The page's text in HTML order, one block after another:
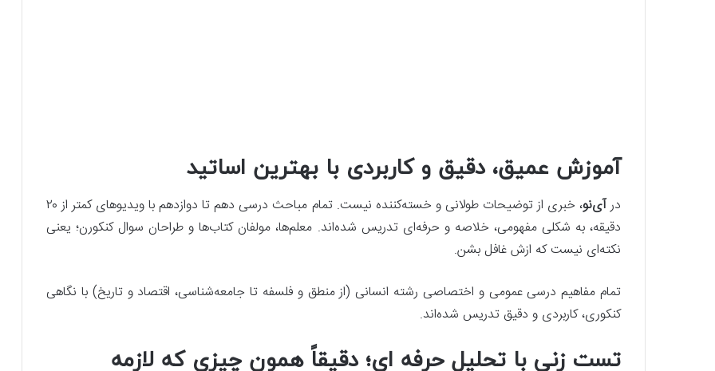
آموزش عمیق، دقیق و کاربردی با بهترین اساتید
درآی‌نو
، خبری از توضیحات طولانی و خسته‌کننده نیست. تمام مباحث درسی دهم تا دوازدهم با ویدیوهای کمتر از ۲۰
دقیقه، به شکلی مفهومی، خلاصه و حرفه‌ای تدریس شده‌اند. معلم‌ها، مولفان کتاب‌ها و طراحان سوال کنکورن؛ یعنی
نکته‌ای نیست که ازش غافل بشن.
تمام مفاهیم درسی عمومی و اختصاصی رشته انسانی (از منطق و فلسفه تا جامعه‌شناسی، اقتصاد و تاریخ) با نگاهی
کنکوری، کاربردی و دقیق تدریس شده‌اند.
تست زنی با تحلیل حرفه ای؛ دقیقاً همون چیزی که لازمه